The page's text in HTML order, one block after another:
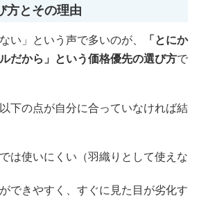
方とその理由
い」という声で多いのが、
「とにか
だから」という価格優先の選び方で
下の点が自分に合っていなければ結
は使いにくい（羽織りとして使えな
できやすく、すぐに見た目が劣化す